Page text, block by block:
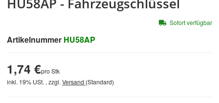
Artikelnummer HU58AP
1,74 €pro Stk
inkl. 19% USt. , zzgl. Versand (Standard)
Sofort verfügbar